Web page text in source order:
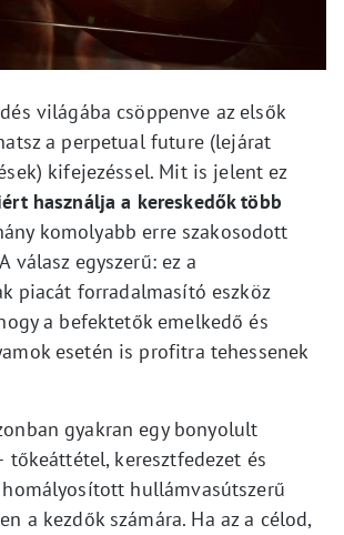
világába csöppenve az elsők
a perpetual future (lejárat
kifejezéssel. Mit is jelent ez
használja a kereskedők több
komolyabb erre szakosodott
válasz egyszerű: ez a
piacát forradalmasító eszköz
a befektetők emelkedő és
esetén is profitra tehessenek
gyakran egy bonyolult
tőkeáttétel, keresztfedezet és
hullámvasútszerű
a kezdők számára. Ha az a célod,